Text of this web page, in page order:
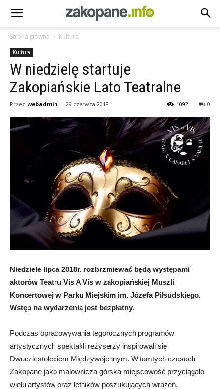
Strona główna Kultura
Kultura
W niedzielę startuje
Zakopiańskie Lato Teatralne
Przez webadmin - 29 czerwca 2018 0
1092
Niedziele lipca 2018r. rozbrzmiewać będą występami
aktorów Teatru Vis A Vis w zakopiańskiej Muszli
Koncertowej w Parku Miejskim im. Józefa Piłsudskiego.
Wstęp na wydarzenia jest bezpłatny.
Podczas opracowywania tegorocznych programów
artystycznych spektakli reżyserzy inspirowali się
Dwudziestoleciem Międzywojennym. W tamtych czasach
Zakopane jako malownicza górska miejscowość przyciągało
wielu artystów oraz letników poszukujących wrażeń.